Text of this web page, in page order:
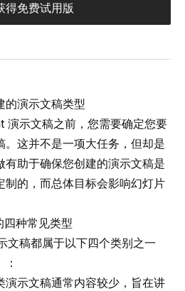
得免费试用版
的演示文稿类型
示文稿之前，您需要确定您要
。这并不是一项大任务，但却是
有助于确保您创建的演示文稿是
制的，而总体目标会影响幻灯片
种常见类型
稿都属于以下四个类别之一
演示文稿通常内容较少，旨在讲